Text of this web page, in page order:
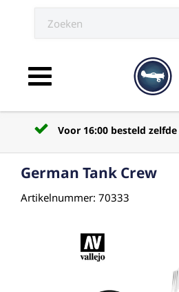
Toggle navigation
verstuurd
German Tank Crew
Artikelnummer: 70333